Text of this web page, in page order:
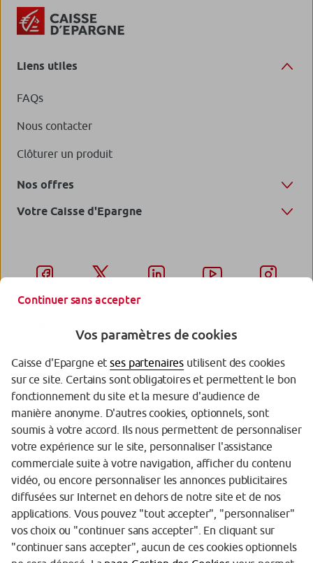
Liens utiles
FAQs
Nous contacter
Clôturer un produit
Nos offres
Votre Caisse d'Epargne
Garantie des Dépôts
Protection des données personnelles
Politique cookies
Sécurité
Tarifs
Mentions légales
Réglementation
Continuer sans accepter
Vos paramètres de cookies
Caisse d'Epargne etses partenaires utilisent des cookies
sur ce site. Certains sont obligatoires et permettent le bon
fonctionnement du site et la mesure d'audience de
manière anonyme. D'autres cookies, optionnels, sont
soumis à votre accord. Ils nous permettent de personnaliser
votre expérience sur le site, personnaliser l'assistance
commerciale suite à votre navigation, afficher du contenu
vidéo, ou encore personnaliser les annonces publicitaires
diffusées sur Internet en dehors de notre site et de nos
applications. Vous pouvez "tout accepter", "personnaliser"
vos choix ou "continuer sans accepter". En cliquant sur
"continuer sans accepter", aucun de ces cookies optionnels